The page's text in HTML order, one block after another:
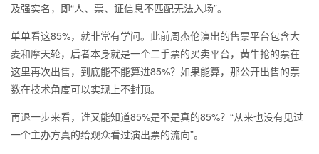
及强实名，即“人、票、证信息不匹配无法入场”。
单单看这85%，就非常有学问。此前周杰伦演出的售票平台包含大
麦和摩天轮，后者本身就是一个二手票的买卖平台，黄牛抢的票在
这里再次出售，到底能不能算进85%？如果能算，那公开出售的票
数在技术角度可以实现上不封顶。
再退一步来看，谁又能知道85%是不是真的85%？“从来也没有见过
一个主办方真的给观众看过演出票的流向”。